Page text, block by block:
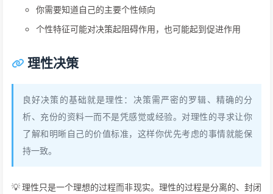
你需要知道自己的主要个性倾向
个性特征可能对决策起阻碍作用，也可能起到促进作用
理性决策
良好决策的基础就是理性：决策需严密的罗辑、精确的分
析、充份的资料一而不是凭感觉或经验。对理性的寻求让你
了解和明晰自己的价值标准，这样你优先考虑的事情就能保
持一致。
💡 理性只是一个理想的过程而非现实。理性的过程是分离的、封闭